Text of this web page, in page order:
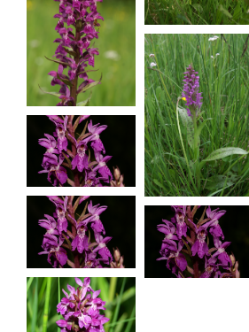
Dactylorhiz
a majalis
Dactylorhiz
a majalis
Dactylorhiz
a majalis
Dactylorhiz
a majalis
Dactylorhiz
a majalis
Dactylorhiz
a majalis